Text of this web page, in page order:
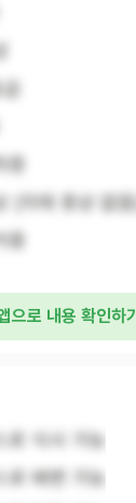
(치매 증상 없음)
중
으로 내용 확인하기
로 식사 가능
로 배변 가능